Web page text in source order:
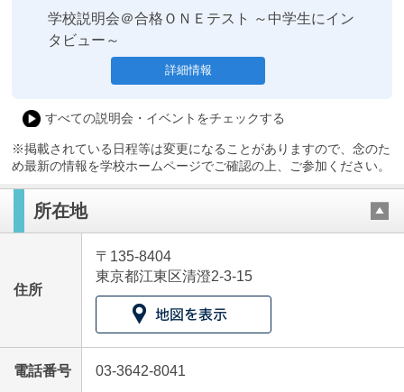
学校説明会＠合格ＯＮＥテスト ～中学生にイン
タビュー～
詳細情報
すべての説明会・イベントをチェックする
※掲載されている日程等は変更になることがありますので、念のた
め最新の情報を学校ホームページでご確認の上、ご参加ください。
所在地
住所
〒135-8404
東京都江東区清澄2-3-15
電話番号 03-3642-8041